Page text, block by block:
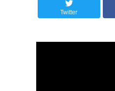
Twitter